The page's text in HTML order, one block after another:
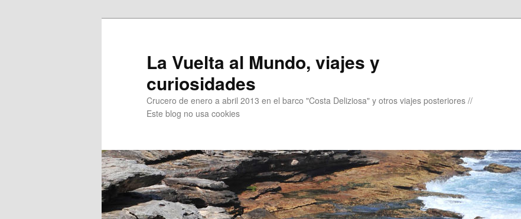
La Vuelta al Mundo, viajes y
curiosidades
Crucero de enero a abril 2013 en el barco "Costa Deliziosa" y otros viajes posteriores //
Este blog no usa cookies